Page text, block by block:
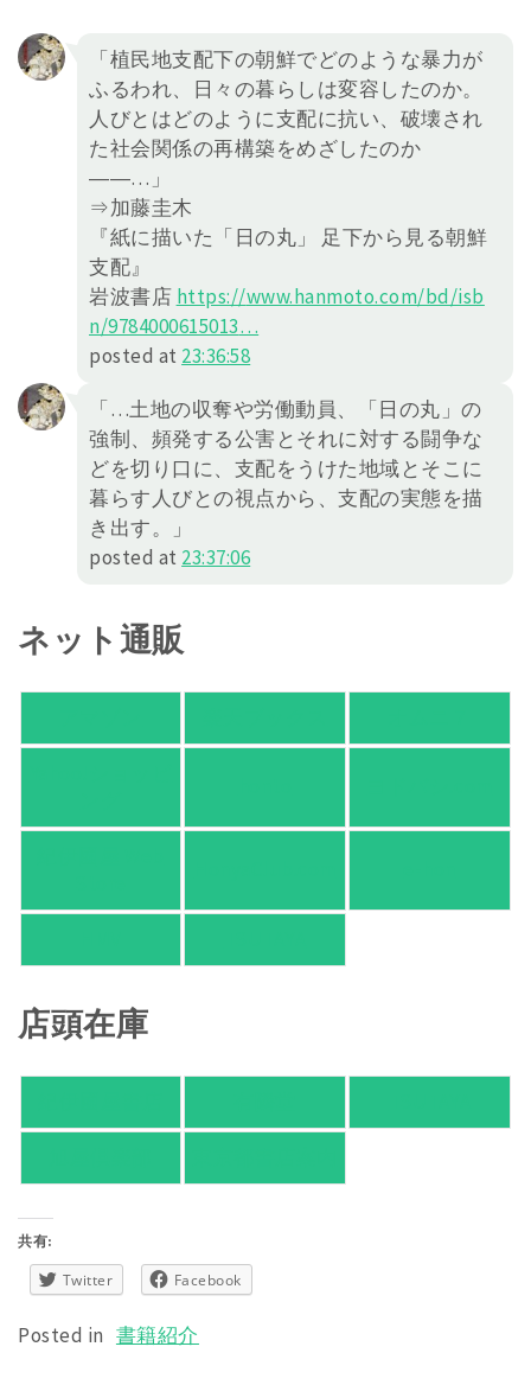
「植民地支配下の朝鮮でどのような暴力が
ふるわれ、日々の暮らしは変容したのか。
人びとはどのように支配に抗い、破壊され
た社会関係の再構築をめざしたのか
――…」
⇒加藤圭木
『紙に描いた「日の丸」 足下から見る朝鮮
支配』
岩波書店 https://www.hanmoto.com/bd/isb
n/9784000615013…
posted at 23:36:58
「…土地の収奪や労働動員、「日の丸」の
強制、頻発する公害とそれに対する闘争な
どを切り口に、支配をうけた地域とそこに
暮らす人びとの視点から、支配の実態を描
き出す。」
posted at 23:37:06
ネット通販
店頭在庫
共有:
Twitter Facebook
Posted in 書籍紹介